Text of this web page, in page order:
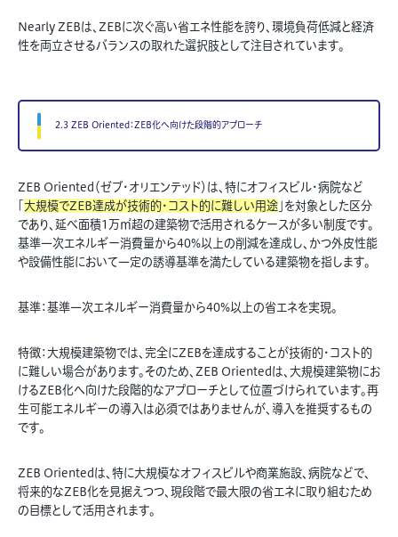
Nearly ZEBは、ZEBに次ぐ高い省エネ性能を誇り、環境負荷低減と経済
性を両立させるバランスの取れた選択肢として注目されています。
2.3 ZEB Oriented：ZEB化へ向けた段階的アプローチ
ZEB Oriented（ゼブ・オリエンテッド）は、特にオフィスビル・病院など
大規模でZEB達成が技術的・コスト的に難しい用途」を対象とした区分
であり、延べ面積1万㎡超の建築物で活用されるケースが多い制度です。
基準一次エネルギー消費量から40%以上の削減を達成し、かつ外皮性能
や設備性能において一定の誘導基準を満たしている建築物を指します。
基準：基準一次エネルギー消費量から40%以上の省エネを実現。
特徴：大規模建築物では、完全にZEBを達成することが技術的・コスト的
に難しい場合があります。そのため、ZEB Orientedは、大規模建築物にお
けるZEB化へ向けた段階的なアプローチとして位置づけられています。再
生可能エネルギーの導入は必須ではありませんが、導入を推奨するもの
です。
ZEB Orientedは、特に大規模なオフィスビルや商業施設、病院などで、
将来的なZEB化を見据えつつ、現段階で最大限の省エネに取り組むため
の目標として活用されます。